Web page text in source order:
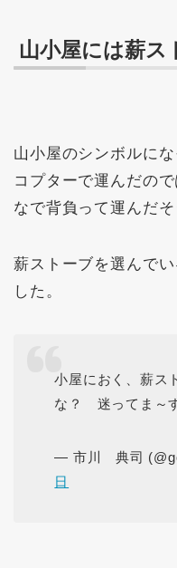
山小屋には薪ス
山小屋のシンボルに
コプターで運んだの
なで背負って運んだそ
薪ストーブを選んで
した。
小屋におく、薪ス
な？ 迷ってま～
— 市川 典司
日